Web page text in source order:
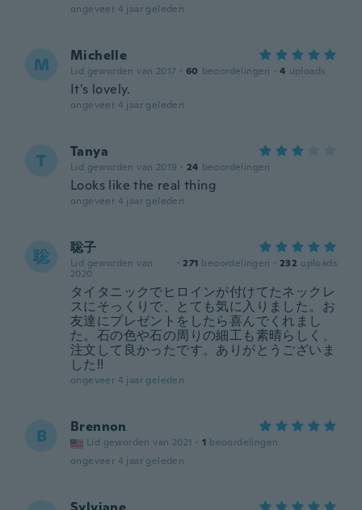
ongeveer 4 jaar geleden
M Michelle
Lid geworden van 2017 · 60 beoordelingen · 4 uploads
It's lovely.
ongeveer 4 jaar geleden
T Tanya
Lid geworden van 2019 · 24 beoordelingen
Looks like the real thing
ongeveer 4 jaar geleden
聡 聡子
Lid geworden van
2020
· 271 beoordelingen · 232 uploads
タイタニックでヒロインが付けてたネックレ
スにそっくりで、とても気に入りました。お
友達にプレゼントをしたら喜んでくれまし
た。石の色や石の周りの細工も素晴らしく、
注文して良かったです。ありがとうございま
した!!
ongeveer 4 jaar geleden
B Brennon
Lid geworden van 2021 · 1 beoordelingen
ongeveer 4 jaar geleden